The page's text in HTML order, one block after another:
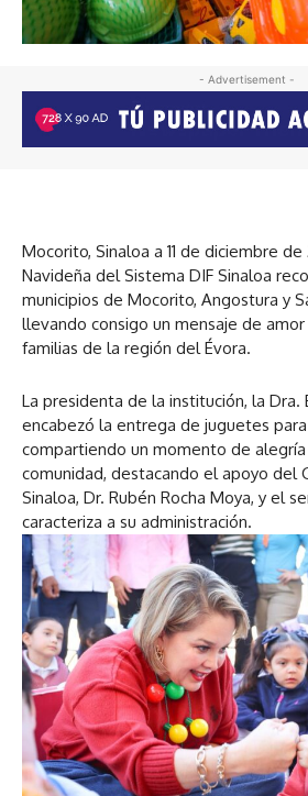
- Advertisement -
Mocorito, Sinaloa a 11 de diciembre de
Navideña del Sistema DIF Sinaloa
municipios de Mocorito, Angostura y
llevando consigo un mensaje de amor
familias de la región del Évora.
La presidenta de la institución, la Dra.
encabezó la entrega de juguetes para
compartiendo un momento de alegría
comunidad, destacando el apoyo del
Sinaloa, Dr. Rubén Rocha Moya, y el
caracteriza a su administración.